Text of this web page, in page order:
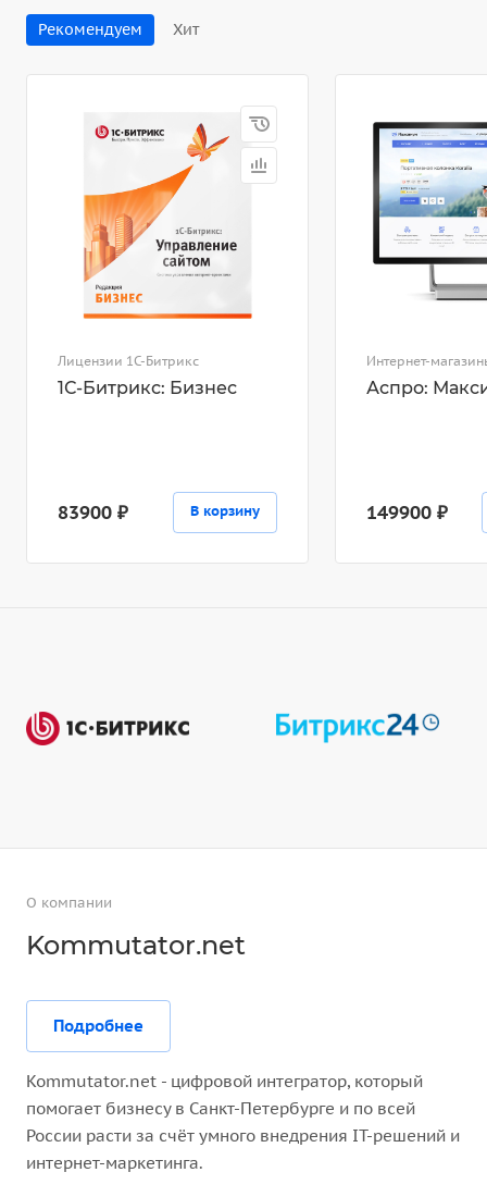
Рекомендуем Хит
Лицензии 1С-Битрикс
1С-Битрикс: Бизнес
83900 ₽ В корзину
Интернет-
Аспро:
149900 ₽
О компании
Kommutator.net
Подробнее
Kommutator.net - цифровой интегратор, который
помогает бизнесу в Санкт-Петербурге и по всей
России расти за счёт умного внедрения IT-решений и
интернет-маркетинга.